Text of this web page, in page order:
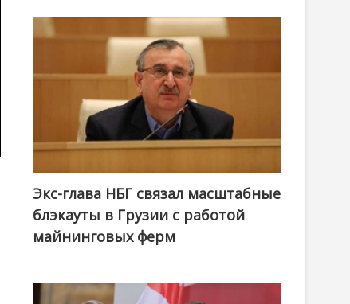
Экс-глава НБГ связал масштабные
блэкауты в Грузии с работой
майнинговых ферм